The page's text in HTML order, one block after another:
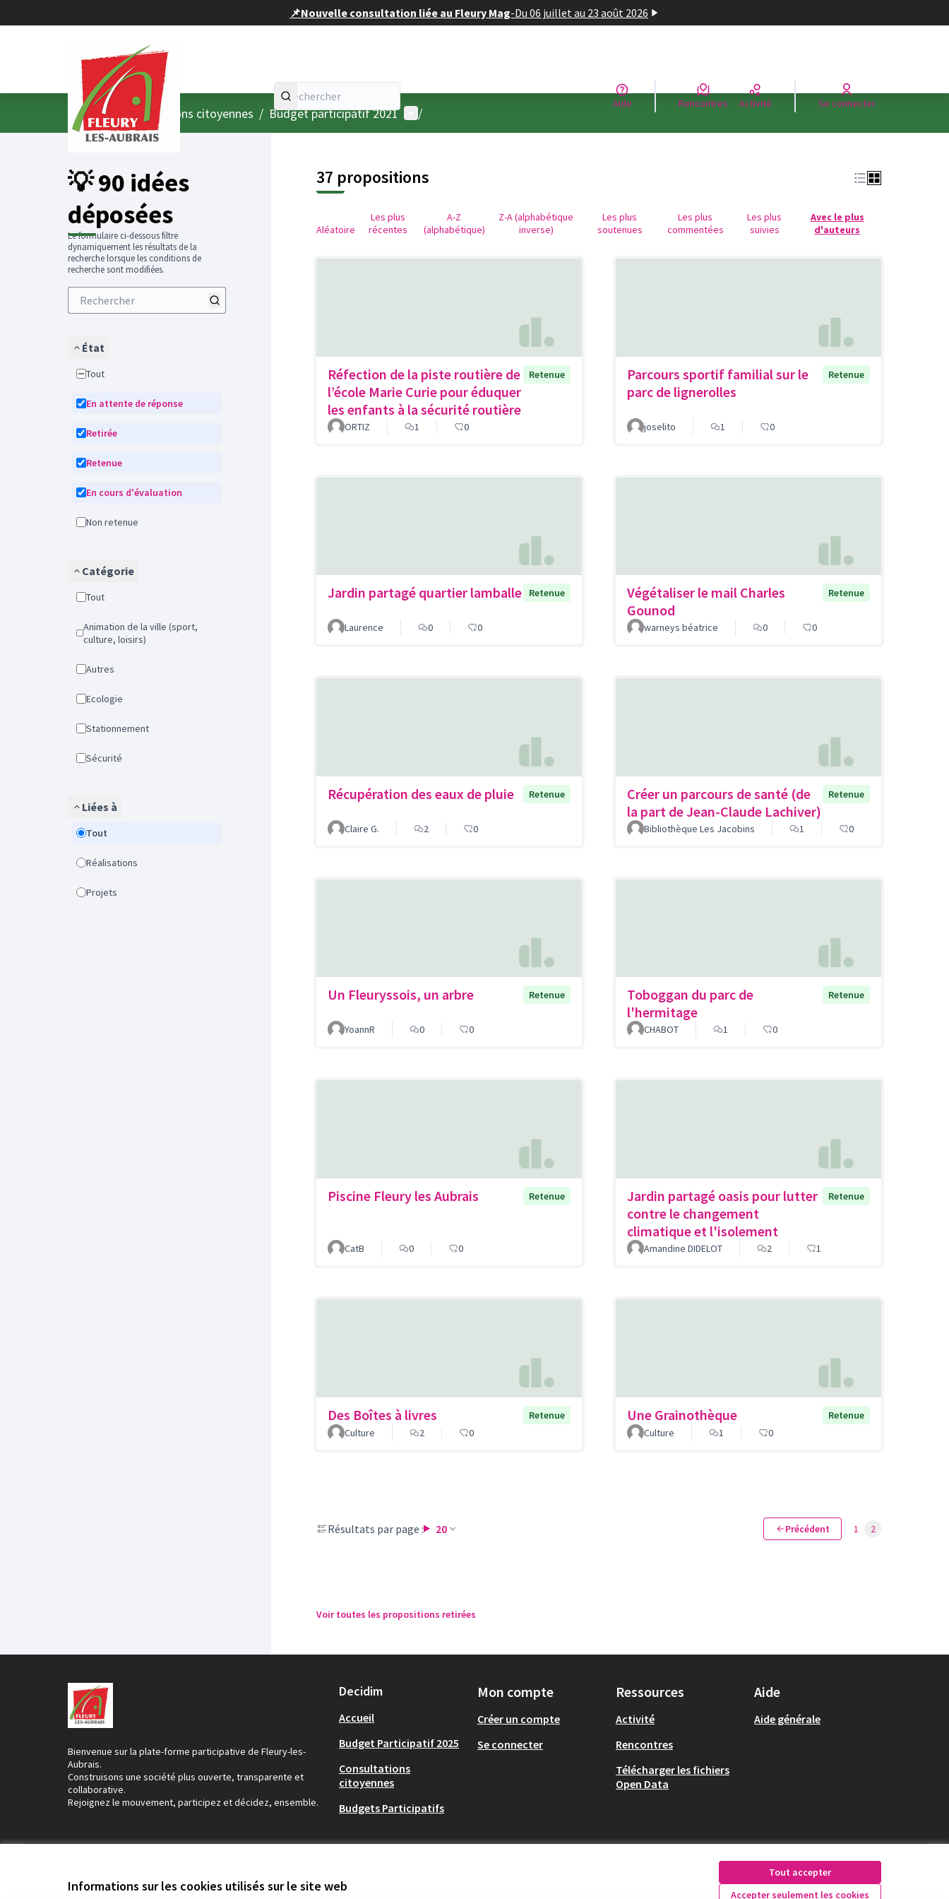
Informations sur les cookies utilisés sur le site web
Tout accepter
Accepter seulement les cookies
📌Nouvelle consultation liée au Fleury Mag-Du 06 juillet au 23 août 2026
Aide Rencontres Activité Se connecter
AccueilMenu principal
/ Consultations citoyennes / Budget participatif 2021 Menu utilisateur
/
💡 90 idées
déposées
Le formulaire ci-dessous filtre
dynamiquement les résultats de la
recherche lorsque les conditions de
recherche sont modifiées.
État
Tout
En attente de réponse
Retirée
Retenue
En cours d'évaluation
Non retenue
Catégorie
Tout
Animation de la ville (sport,
culture, loisirs)
Autres
Ecologie
Stationnement
Sécurité
Liées à
Tout
Réalisations
Projets
37 propositions
Aléatoire
Les plus
récentes
A-Z
(alphabétique)
Z-A (alphabétique
inverse)
Les plus
soutenues
Les plus
commentées
Les plus
suivies
Avec le plus
d'auteurs
Réfection de la piste routière de
l’école Marie Curie pour éduquer
les enfants à la sécurité routière
Retenue
ORTIZ 1 0
Parcours sportif familial sur le
parc de lignerolles
Retenue
joselito 1 0
Jardin partagé quartier lamballe Retenue
Laurence 0 0
Végétaliser le mail Charles
Gounod
Retenue
warneys béatrice 0 0
Récupération des eaux de pluie Retenue
Claire G. 2 0
Créer un parcours de santé (de
la part de Jean-Claude Lachiver)
Retenue
Bibliothèque Les Jacobins 1 0
Un Fleuryssois, un arbre Retenue
YoannR 0 0
Toboggan du parc de
l'hermitage
Retenue
CHABOT 1 0
Piscine Fleury les Aubrais Retenue
CatB 0 0
Jardin partagé oasis pour lutter
contre le changement
climatique et l'isolement
Retenue
Amandine DIDELOT 2 1
Des Boîtes à livres
Retenue
Culture
2 0
Une Grainothèque
Retenue
Culture
1 0
Résultats par page : 20 Précédent 1 2
Voir toutes les propositions retirées
Bienvenue sur la plate-forme participative de Fleury-les-
Aubrais.
Construisons une société plus ouverte, transparente et
collaborative.
Rejoignez le mouvement, participez et décidez, ensemble.
Decidim
Accueil
Budget Participatif 2025
Consultations
citoyennes
Budgets Participatifs
Mon compte
Créer un compte
Se connecter
Ressources
Activité
Rencontres
Télécharger les fichiers
Open Data
Aide
Aide générale